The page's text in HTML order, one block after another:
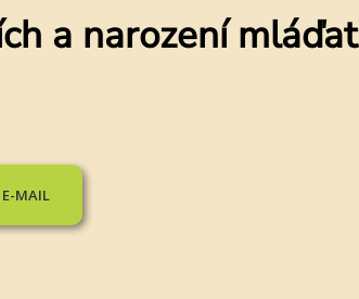
a narození mláďat
E-MAIL